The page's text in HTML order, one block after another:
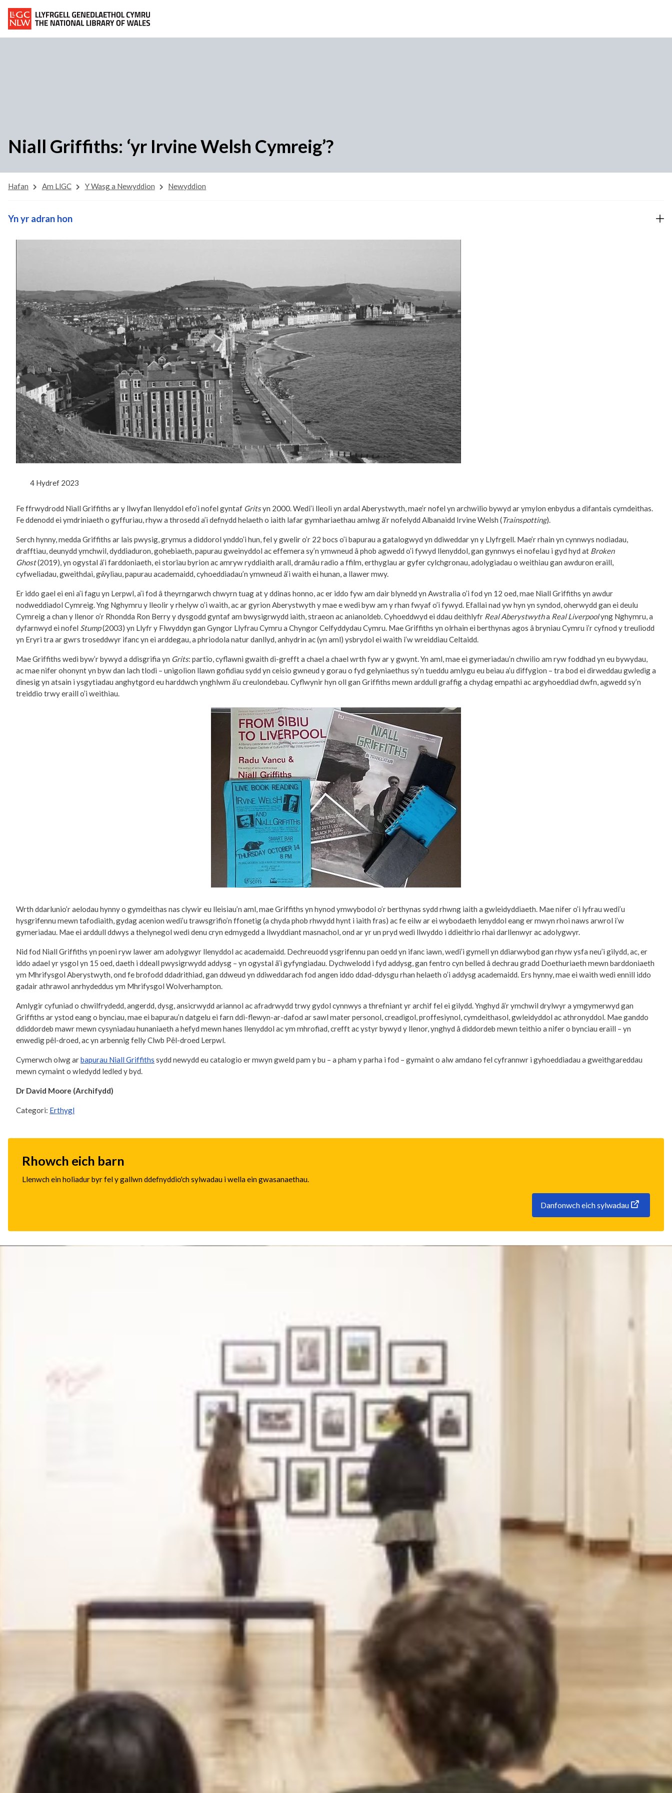
Niall Griffiths: ‘yr Irvine Welsh Cymreig’?
Hafan Am LlGC Y Wasg a Newyddion Newyddion
4 Hydref 2023
Fe ffrwydrodd Niall Griffiths ar y llwyfan llenyddol efo’i nofel gyntaf Gritsyn 2000. Wedi’i lleoli yn ardal Aberystwyth, mae’r nofel yn archwilio bywyd ar ymylon enbydus a difantais cymdeithas.
Fe ddenodd ei ymdriniaeth o gyffuriau, rhyw a throsedd a’i defnydd helaeth o iaith lafar gymhariaethau amlwg â’r nofelydd Albanaidd Irvine Welsh (Trainspotting).
Serch hynny, medda Griffiths ar lais pwysig, grymus a diddorol ynddo’i hun, fel y gwelir o’r 22 bocs o’i bapurau a gatalogwyd yn ddiweddar yn y Llyfrgell. Mae’r rhain yn cynnwys nodiadau,
drafftiau, deunydd ymchwil, dyddiaduron, gohebiaeth, papurau gweinyddol ac effemera sy’n ymwneud â phob agwedd o’i fywyd llenyddol, gan gynnwys ei nofelau i gyd hyd at Broken
Ghost(2019), yn ogystal â’i farddoniaeth, ei storïau byrion ac amryw ryddiaith arall, dramâu radio a ffilm, erthyglau ar gyfer cylchgronau, adolygiadau o weithiau gan awduron eraill,
cyfweliadau, gweithdai, gŵyliau, papurau academaidd, cyhoeddiadau’n ymwneud â’i waith ei hunan, a llawer mwy.
Er iddo gael ei eni a’i fagu yn Lerpwl, a’i fod â theyrngarwch chwyrn tuag at y ddinas honno, ac er iddo fyw am dair blynedd yn Awstralia o’i fod yn 12 oed, mae Niall Griffiths yn awdur
nodweddiadol Cymreig. Yng Nghymru y lleolir y rhelyw o’i waith, ac ar gyrion Aberystwyth y mae e wedi byw am y rhan fwyaf o’i fywyd. Efallai nad yw hyn yn syndod, oherwydd gan ei deulu
Cymreig a chan y llenor o’r Rhondda Ron Berry y dysgodd gyntaf am bwysigrwydd iaith, straeon ac anianoldeb. Cyhoeddwyd ei ddau deithlyfr Real Aberystwytha Real Liverpoolyng Nghymru, a
dyfarnwyd ei nofel Stump(2003) yn Llyfr y Flwyddyn gan Gyngor Llyfrau Cymru a Chyngor Celfyddydau Cymru. Mae Griffiths yn olrhain ei berthynas agos â bryniau Cymru i’r cyfnod y treuliodd
yn Eryri tra ar gwrs troseddwyr ifanc yn ei arddegau, a phriodola natur danllyd, anhydrin ac (yn aml) ysbrydol ei waith i’w wreiddiau Celtaidd.
Mae Griffiths wedi byw’r bywyd a ddisgrifia yn Grits: partïo, cyflawni gwaith di-grefft a chael a chael wrth fyw ar y gwynt. Yn aml, mae ei gymeriadau’n chwilio am ryw foddhad yn eu bywydau,
ac mae nifer ohonynt yn byw dan lach tlodi – unigolion llawn gofidiau sydd yn ceisio gwneud y gorau o fyd gelyniaethus sy’n tueddu amlygu eu beiau a’u diffygion – tra bod ei dirweddau gwledig a
dinesig yn atsain i ysgytiadau anghytgord eu harddwch ynghlwm â’u creulondebau. Cyflwynir hyn oll gan Griffiths mewn arddull graffig a chydag empathi ac argyhoeddiad dwfn, agwedd sy’n
treiddio trwy eraill o’i weithiau.
Wrth ddarlunio’r aelodau hynny o gymdeithas nas clywir eu lleisiau’n aml, mae Griffiths yn hynod ymwybodol o’r berthynas sydd rhwng iaith a gwleidyddiaeth. Mae nifer o’i lyfrau wedi’u
hysgrifennu mewn tafodiaith, gydag acenion wedi’u trawsgrifio’n ffonetig (a chyda phob rhwydd hynt i iaith fras) ac fe eilw ar ei wybodaeth lenyddol eang er mwyn rhoi naws arwrol i’w
gymeriadau. Mae ei arddull ddwys a thelynegol wedi denu cryn edmygedd a llwyddiant masnachol, ond ar yr un pryd wedi llwyddo i ddieithrio rhai darllenwyr ac adolygwyr.
Nid fod Niall Griffiths yn poeni ryw lawer am adolygwyr llenyddol ac academaidd. Dechreuodd ysgrifennu pan oedd yn ifanc iawn, wedi’i gymell yn ddiarwybod gan rhyw ysfa neu’i gilydd, ac, er
iddo adael yr ysgol yn 15 oed, daeth i ddeall pwysigrwydd addysg – yn ogystal â’i gyfyngiadau. Dychwelodd i fyd addysg, gan fentro cyn belled â dechrau gradd Doethuriaeth mewn barddoniaeth
ym Mhrifysgol Aberystwyth, ond fe brofodd ddadrithiad, gan ddweud yn ddiweddarach fod angen iddo ddad-ddysgu rhan helaeth o’i addysg academaidd. Ers hynny, mae ei waith wedi ennill iddo
gadair athrawol anrhydeddus ym Mhrifysgol Wolverhampton.
Amlygir cyfuniad o chwilfrydedd, angerdd, dysg, ansicrwydd ariannol ac afradrwydd trwy gydol cynnwys a threfniant yr archif fel ei gilydd. Ynghyd â’r ymchwil drylwyr a ymgymerwyd gan
Griffiths ar ystod eang o bynciau, mae ei bapurau’n datgelu ei farn ddi-flewyn-ar-dafod ar sawl mater personol, creadigol, proffesiynol, cymdeithasol, gwleidyddol ac athronyddol. Mae ganddo
ddiddordeb mawr mewn cysyniadau hunaniaeth a hefyd mewn hanes llenyddol ac ym mhrofiad, crefft ac ystyr bywyd y llenor, ynghyd â diddordeb mewn teithio a nifer o bynciau eraill – yn
enwedig pêl-droed, ac yn arbennig felly Clwb Pêl-droed Lerpwl.
Cymerwch olwg arbapurau Niall Griffiths sydd newydd eu catalogio er mwyn gweld pam y bu – a pham y parha i fod – gymaint o alw amdano fel cyfrannwr i gyhoeddiadau a gweithgareddau
mewn cymaint o wledydd ledled y byd.
Dr David Moore (Archifydd)
Categori: Erthygl
Yn yr adran hon
Rhowch eich barn
Llenwch ein holiadur byr fel y gallwn ddefnyddio'ch sylwadau i wella ein gwasanaethau.
Danfonwch eich sylwadau